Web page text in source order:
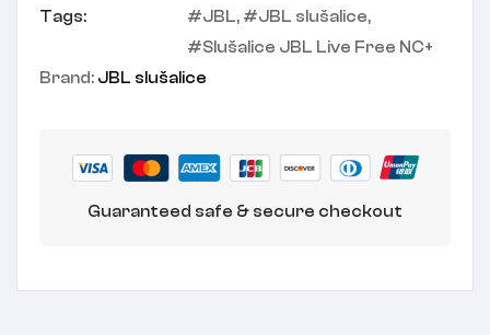
Tags: JBL, JBL slušalice,
Slušalice JBL Live Free NC+
Brand: JBL slušalice
Guaranteed safe & secure checkout